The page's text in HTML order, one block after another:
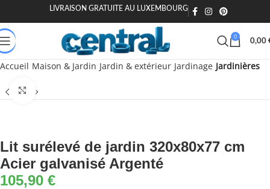
LIVRAISON GRATUITE AU LUXEMBOURG
0
0,00
Accueil Maison & Jardin Jardin & extérieur Jardinage Jardinières
Agrandir
Lit surélevé de jardin 320x80x77 cm
Acier galvanisé Argenté
105,90 €
🏷️ 10€ dès 70€ - MOIEN10
🏷️ 5€ dès 35€ - MOIEN5